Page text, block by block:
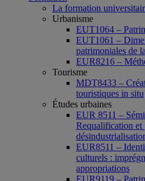
La formation
Urbanisme
EUT1064 –
EUT1061 –
patrimoniales de
EUR8216 –
Tourisme
MDT8433 –
touristiques in situ
Études urbaines
EUR 8511 –
Requalification et
EUR8511 –
culturels :
appropriations
EUR9119 –